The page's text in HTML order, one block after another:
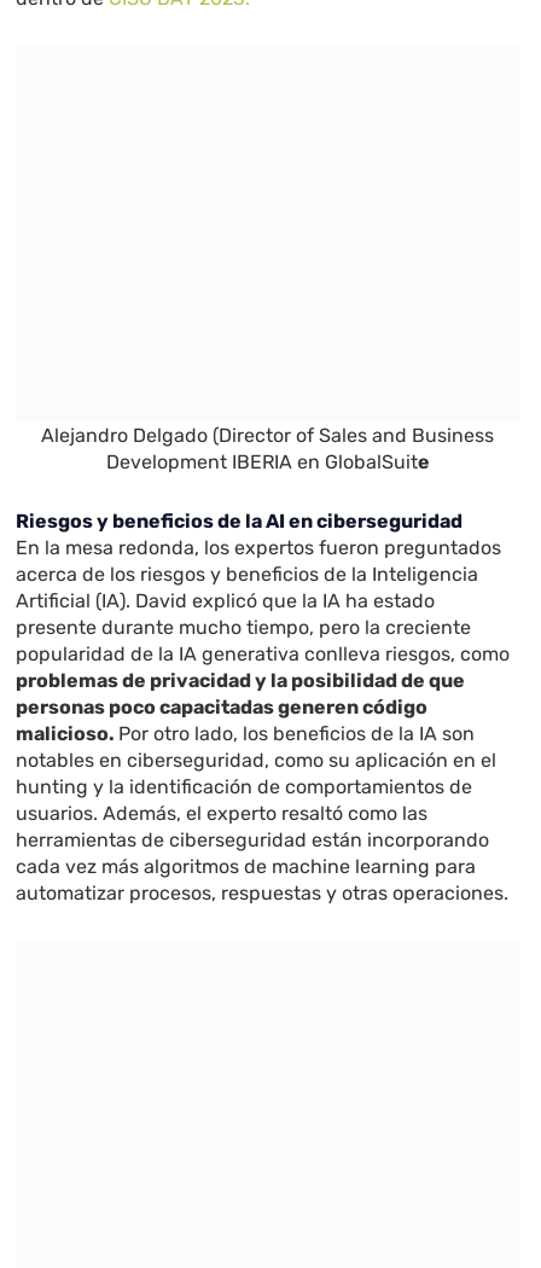
Alejandro Delgado (Director of Sales and Business
Development IBERIA en GlobalSuite
Riesgos y beneficios de la AI en ciberseguridad
En la mesa redonda, los expertos fueron preguntados
acerca de los riesgos y beneficios de la Inteligencia
Artificial (IA). David explicó que la IA ha estado
presente durante mucho tiempo, pero la creciente
popularidad de la IA generativa conlleva riesgos, como
problemas de privacidad y la posibilidad de que
personas poco capacitadas generen código
malicioso. Por otro lado, los beneficios de la IA son
notables en ciberseguridad, como su aplicación en el
hunting y la identificación de comportamientos de
usuarios. Además, el experto resaltó como las
herramientas de ciberseguridad están incorporando
cada vez más algoritmos de machine learning para
automatizar procesos, respuestas y otras operaciones.